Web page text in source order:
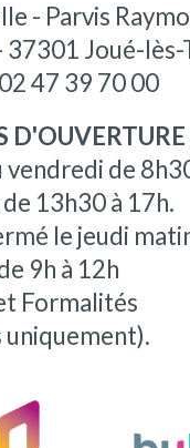
- Parvis
37301 Joué-
47 39 70 00
D'OUVERTURE
vendredi de
13h30 à 17h.
le jeudi
9h à 12h
Formalités